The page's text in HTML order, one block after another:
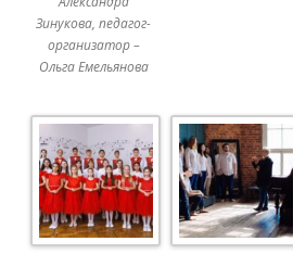
Зинукова, педагог-
организатор –
Ольга Емельянова